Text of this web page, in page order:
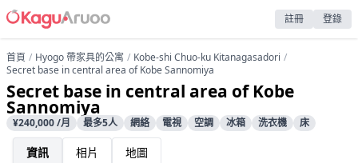
註冊 登錄
首頁 Hyogo 帶家具的公寓
Kobe-shi Chuo-ku Kitanagasadori
Secret base in central area of Kobe Sannomiya
Secret base in central area of Kobe
Sannomiya
¥240,000 /月 最多5人 網絡 電視 空調 冰箱 洗衣機 床
資訊 相片 地圖